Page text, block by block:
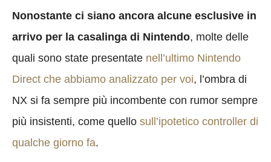
Nonostante ci siano ancora alcune esclusive in
arrivo per la casalinga di Nintendo, molte delle
quali sono state presentate nell’ultimo Nintendo
Direct che abbiamo analizzato per voi, l’ombra di
NX si fa sempre più incombente con rumor sempre
più insistenti, come quello sull’ipotetico controller di
qualche giorno fa.